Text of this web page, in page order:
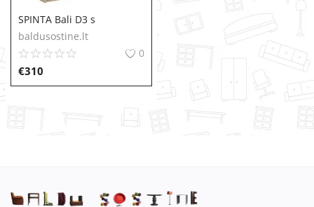
SPINTA Bali D3 s
baldusostine.lt
0
€310